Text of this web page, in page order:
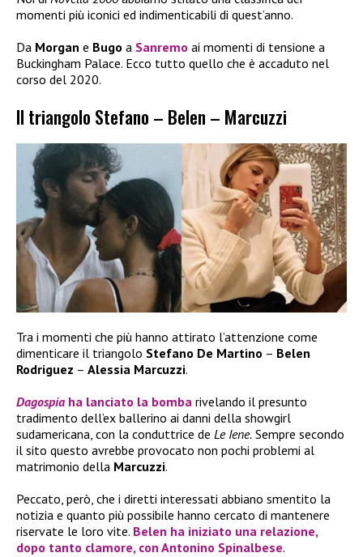
momenti più iconici ed indimenticabili di quest’anno.
Da Morgan e Bugo a Sanremo ai momenti di tensione a
Buckingham Palace. Ecco tutto quello che è accaduto nel
corso del 2020.
Il triangolo Stefano – Belen – Marcuzzi
Tra i momenti che più hanno attirato l’attenzione come
dimenticare il triangolo Stefano De Martino – Belen
Rodriguez – Alessia Marcuzzi.
Dagospia ha lanciato la bomba rivelando il presunto
tradimento dell’ex ballerino ai danni della showgirl
sudamericana, con la conduttrice de Le Iene. Sempre secondo
il sito questo avrebbe provocato non pochi problemi al
matrimonio della Marcuzzi.
Peccato, però, che i diretti interessati abbiano smentito la
notizia e quanto più possibile hanno cercato di mantenere
riservate le loro vite. Belen ha iniziato una relazione,
dopo tanto clamore, con Antonino Spinalbese.